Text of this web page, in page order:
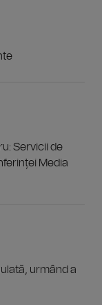
Servicii de
Media
urmând a